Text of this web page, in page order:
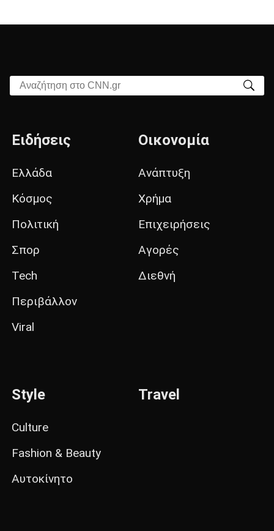
Αναζήτηση στο CNN.gr
Ειδήσεις
Ελλάδα
Κόσμος
Πολιτική
Σπορ
Tech
Περιβάλλον
Viral
Οικονομία
Ανάπτυξη
Χρήμα
Επιχειρήσεις
Αγορές
Διεθνή
Style
Culture
Fashion & Beauty
Αυτοκίνητο
Travel